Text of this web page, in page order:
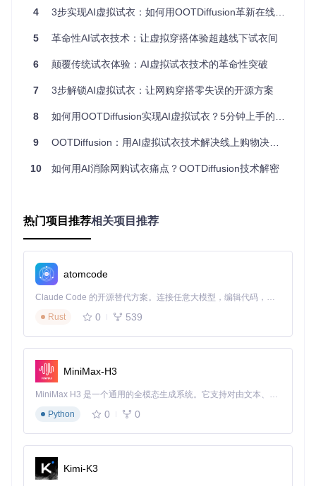
🛠️ 背后的技术魔法：OOTDiffusion如何实现虚
上的？这背后其实是一套复杂而精妙的AI技术流程。
成的全过程
OOTDiffusion的工作原理可以简单分为三个步骤：
解的数字语言。
姿态调整服装的形态。
图像生成：最后，Denoising UNet网络逐步去噪，生成最
终的试穿效果图像。这个过程就像是AI艺术家对图像进行
整个过程在普通电脑上就能完成，无需专业的图形处理设备，
这使得OOTDiffusion的使用门槛大大降低。
🌟 如何开始你的虚拟试衣之旅？
使用OOTDiffusion进行虚拟试衣非常简单，即使你不是技术专
家也能轻松上手。只需按照以下步骤操作：
首先，准备一张清晰的全身照作为模特图片，比如这样的示例
模特照片：
4 3步实现AI虚拟试衣：如何用OOTDiffusion革新在线购物体验
5 革命性AI试衣技术：让虚拟穿搭体验超越线下试衣间
6 颠覆传统试衣体验：AI虚拟试衣技术的革命性突破
7 3步解锁AI虚拟试衣：让网购穿搭零失误的开源方案
8 如何用OOTDiffusion实现AI虚拟试衣？5分钟上手的智能穿搭解决方案
9 OOTDiffusion：用AI虚拟试衣技术解决线上购物决策难题
10 如何用AI消除网购试衣痛点？OOTDiffusion技术解密
热门项目推荐相关项目推荐
atomcode
Claude Code 的开源替代方案。连接任意大模型，编辑代码，运行命令，自动验证 — 全自动执行。用 Rust 构建，极致性能。 ｜ An open-source alternative to Claude Code. Connect any LLM, edit code, run commands, and verify changes — autonomously. Built in Rust for speed. Get Started
Rust
0 539
MiniMax-H3
MiniMax H3 是一个通用的全模态生成系统。它支持对由文本、图像、视频和音频组成的多模态上下文进行统一理解，并能生成分辨率高达 2K、时长可达 15 秒的带原生立体声音频的视频。得益于面向任务泛化的系统设计，H3 在预训练阶段就已具备广泛的多模态上下文理解与生成能力，能够出色地执行复杂的多模态指令。
Python
0 0
Kimi-K3